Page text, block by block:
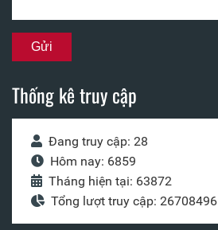
Thống kê truy cập
Đang truy cập: 28
Hôm nay: 6859
Tháng hiện tại: 63872
Tổng lượt truy cập: 26708496